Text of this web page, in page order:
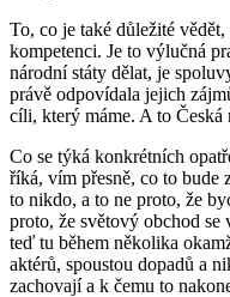
To, co je také důležité
kompetenci. Je to výlučná
národní státy dělat, je
právě odpovídala jejich
cíli, který máme. A to Česká
Co se týká konkrétních
říká, vím přesně, co to bude
to nikdo, a to ne proto, že
proto, že světový obchod se
teď tu během několika
aktérů, spoustou dopadů a
zachovají a k čemu to